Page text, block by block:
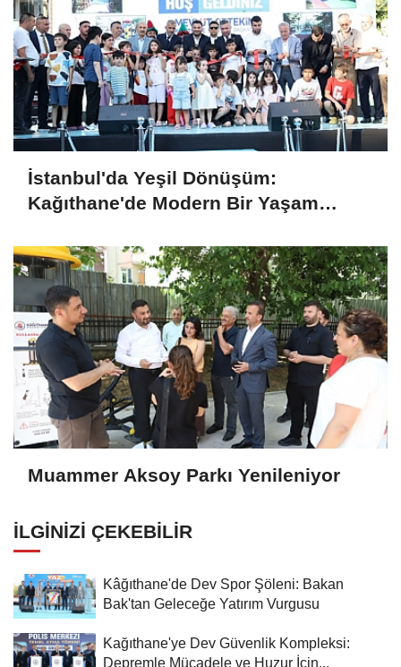
İstanbul'da Yeşil Dönüşüm:
Kağıthane'de Modern Bir Yaşam
Muammer Aksoy Parkı Yenileniyor
İLGINIZI ÇEKEBILIR
Kâğıthane'de Dev Spor Şöleni: Bakan
Bak'tan Geleceğe Yatırım Vurgusu
Kağıthane'ye Dev Güvenlik Kompleksi:
Depremle Mücadele ve Huzur İçin...